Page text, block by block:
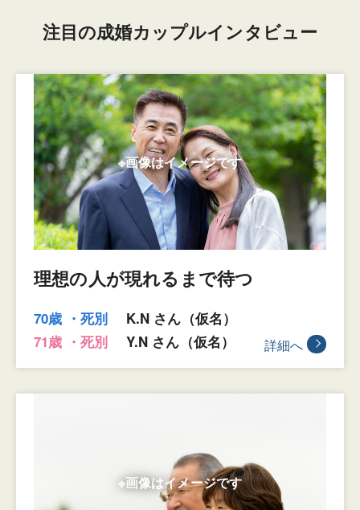
注目の成婚カップルインタビュー
理想の人が現れるまで待つ
70歳 ・死別
K.N さん（仮名）
71歳 ・死別
Y.N さん（仮名） 詳細へ